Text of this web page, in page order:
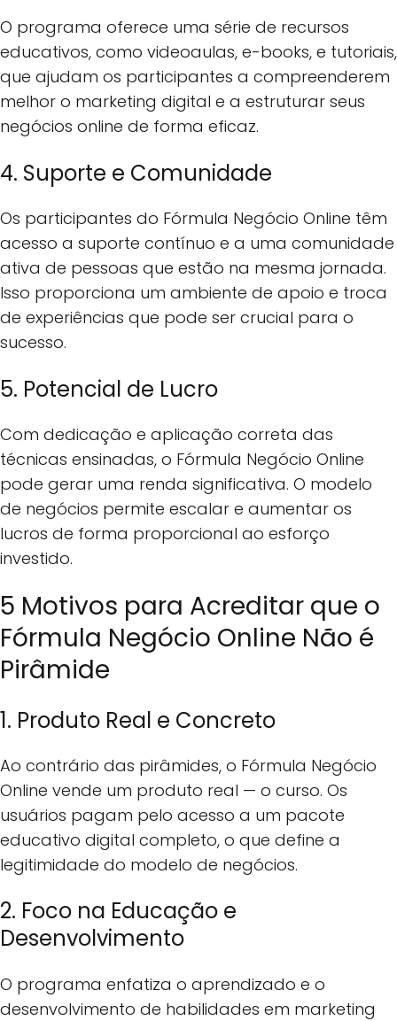
O programa oferece uma série de recursos
educativos, como videoaulas, e-books, e tutoriais,
que ajudam os participantes a compreenderem
melhor o marketing digital e a estruturar seus
negócios online de forma eficaz.
4. Suporte e Comunidade
Os participantes do Fórmula Negócio Online têm
acesso a suporte contínuo e a uma comunidade
ativa de pessoas que estão na mesma jornada.
Isso proporciona um ambiente de apoio e troca
de experiências que pode ser crucial para o
sucesso.
5. Potencial de Lucro
Com dedicação e aplicação correta das
técnicas ensinadas, o Fórmula Negócio Online
pode gerar uma renda significativa. O modelo
de negócios permite escalar e aumentar os
lucros de forma proporcional ao esforço
investido.
5 Motivos para Acreditar que o
Fórmula Negócio Online Não é
Pirâmide
1. Produto Real e Concreto
Ao contrário das pirâmides, o Fórmula Negócio
Online vende um produto real — o curso. Os
usuários pagam pelo acesso a um pacote
educativo digital completo, o que define a
legitimidade do modelo de negócios.
2. Foco na Educação e
Desenvolvimento
O programa enfatiza o aprendizado e o
desenvolvimento de habilidades em marketing